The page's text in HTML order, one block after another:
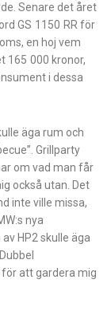
Senare det året
GS 1150 RR för
en hoj vem
165 000 kronor,
i dessa
äga rum och
Grillparty
om vad man får
också utan. Det
inte ville missa,
nya
HP2 skulle äga
att gardera mig